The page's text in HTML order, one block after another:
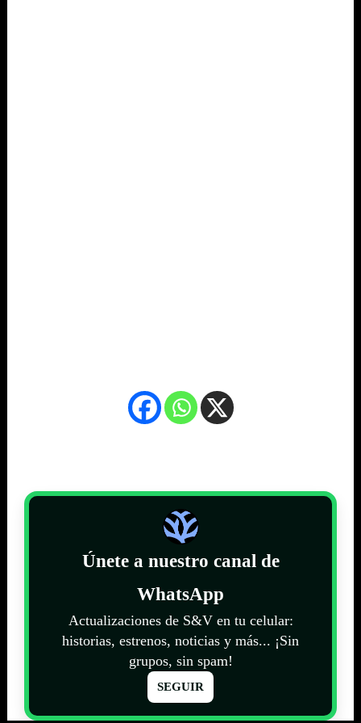
Únete a nuestro canal de
WhatsApp
Actualizaciones de S&V en tu celular:
historias, estrenos, noticias y más... ¡Sin
grupos, sin spam!
SEGUIR